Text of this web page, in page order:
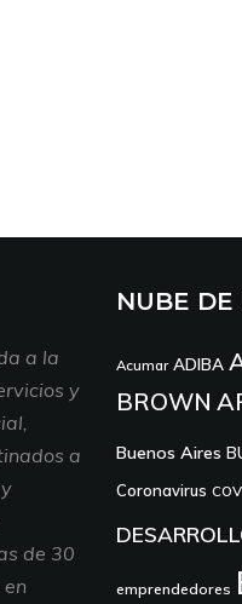
a la
y
a
de 30
NUBE DE
Acumar ADIBA
BROWN
Buenos Aires
Coronavirus
emprendedores